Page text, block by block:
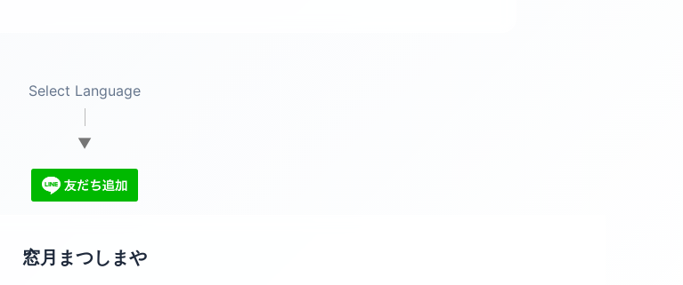
Select Language
▼
窓月まつしまや